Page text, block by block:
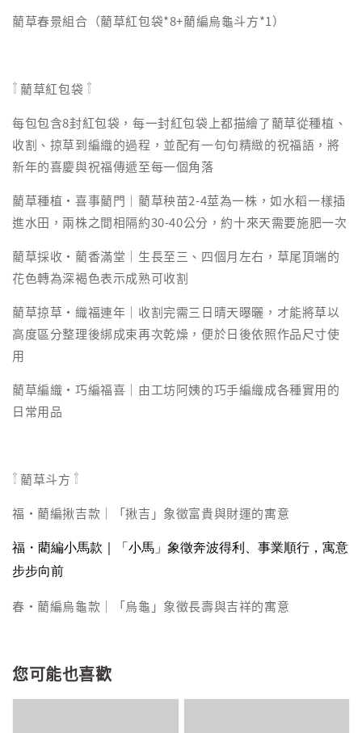
藺草春景組合（藺草紅包袋*8+藺編烏龜斗方*1）
𓇕 藺草紅包袋 𓇕
每包包含8封紅包袋，每一封紅包袋上都描繪了藺草從種植、
收割、掠草到編織的過程，並配有一句句精緻的祝福語，將
新年的喜慶與祝福傳遞至每一個角落
藺草種植・喜事藺門｜藺草秧苗2-4莖為一株，如水稻一樣插
進水田，兩株之間相隔約30-40公分，約十來天需要施肥一次
藺草採收・藺香滿堂｜生長至三、四個月左右，草尾頂端的
花色轉為深褐色表示成熟可收割
藺草掠草・織福連年｜收割完需三日晴天曝曬，才能將草以
高度區分整理後綁成束再次乾燥，便於日後依照作品尺寸使
用
藺草編織・巧編福喜｜由工坊阿姨的巧手編織成各種實用的
日常用品
𓇕 藺草斗方 𓇕
福・藺編揪吉款｜「揪吉」象徵富貴與財運的寓意
福・藺編小馬款 ｜「小馬」象徵奔波得利、事業順行，寓意
步步向前
春・藺編烏龜款｜「烏龜」象徵長壽與吉祥的寓意
您可能也喜歡